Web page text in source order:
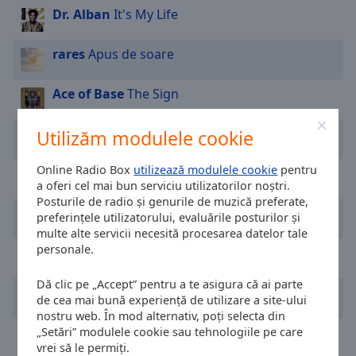
Utilizăm modulele cookie
Online Radio Box utilizează modulele cookie pentru
a oferi cel mai bun serviciu utilizatorilor noștri.
Posturile de radio și genurile de muzică preferate,
preferințele utilizatorului, evaluările posturilor și
multe alte servicii necesită procesarea datelor tale
personale.
Dă clic pe „Accept” pentru a te asigura că ai parte
de cea mai bună experiență de utilizare a site-ului
nostru web. În mod alternativ, poți selecta din
„Setări” modulele cookie sau tehnologiile pe care
vrei să le permiți.
and
window.
Text
Opacity
Background
Opacity
Caption
Dr. Alban It's My Life
raresApus de soare
Ace of BaseThe Sign
Bruno M**sI Just Might
The Second VoiceLET ME BE
Teddy SwimsMr. Know It All
EMAANoaptea
Alex WarrenOrdinary
4 Non BlondesWhat's Up?